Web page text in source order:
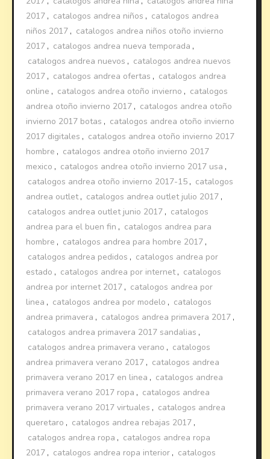
2017 , catalogos andrea niños , catalogos andrea
niños 2017 , catalogos andrea niños otoño invierno
2017 , catalogos andrea nueva temporada ,
catalogos andrea nuevos , catalogos andrea nuevos
2017 , catalogos andrea ofertas , catalogos andrea
online , catalogos andrea otoño invierno , catalogos
andrea otoño invierno 2017 , catalogos andrea otoño
invierno 2017 botas , catalogos andrea otoño invierno
2017 digitales , catalogos andrea otoño invierno 2017
hombre , catalogos andrea otoño invierno 2017
mexico , catalogos andrea otoño invierno 2017 usa ,
catalogos andrea otoño invierno 2017-15 , catalogos
andrea outlet, catalogos andrea outlet julio 2017 ,
catalogos andrea outlet junio 2017 , catalogos
andrea para el buen fin , catalogos andrea para
hombre , catalogos andrea para hombre 2017 ,
catalogos andrea pedidos , catalogos andrea por
estado , catalogos andrea por internet, catalogos
andrea por internet 2017 , catalogos andrea por
linea , catalogos andrea por modelo , catalogos
andrea primavera , catalogos andrea primavera 2017 ,
catalogos andrea primavera 2017 sandalias ,
catalogos andrea primavera verano , catalogos
andrea primavera verano 2017 , catalogos andrea
primavera verano 2017 en linea , catalogos andrea
primavera verano 2017 ropa , catalogos andrea
primavera verano 2017 virtuales , catalogos andrea
queretaro , catalogos andrea rebajas 2017 ,
catalogos andrea ropa , catalogos andrea ropa
2017 , catalogos andrea ropa interior , catalogos